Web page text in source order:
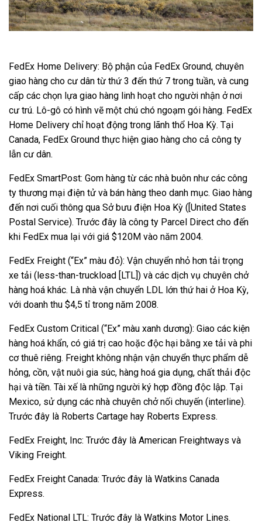
FedEx Home Delivery: Bộ phận của FedEx Ground, chuyên
giao hàng cho cư dân từ thứ 3 đến thứ 7 trong tuần, và cung
cấp các chọn lựa giao hàng linh hoạt cho người nhận ở nơi
cư trú. Lô-gô có hình vẽ một chú chó ngoạm gói hàng. FedEx
Home Delivery chỉ hoạt động trong lãnh thổ Hoa Kỳ. Tại
Canada, FedEx Ground thực hiện giao hàng cho cả công ty
lẫn cư dân.
FedEx SmartPost: Gom hàng từ các nhà buôn như các công
ty thương mại điện tử và bán hàng theo danh mục. Giao hàng
đến nơi cuối thông qua Sở bưu điện Hoa Kỳ ([United States
Postal Service). Trước đây là công ty Parcel Direct cho đến
khi FedEx mua lại với giá $120M vào năm 2004.
FedEx Freight (“Ex” màu đỏ): Vận chuyển nhỏ hơn tải trọng
xe tải (less-than-truckload [LTL]) và các dịch vụ chuyên chở
hàng hoá khác. Là nhà vận chuyển LDL lớn thứ hai ở Hoa Kỳ,
với doanh thu $4,5 tỉ trong năm 2008.
FedEx Custom Critical (“Ex” màu xanh dương): Giao các kiện
hàng hoá khẩn, có giá trị cao hoặc độc hại bằng xe tải và phi
cơ thuê riêng. Freight không nhận vận chuyển thực phẩm dễ
hỏng, cồn, vật nuôi gia súc, hàng hoá gia dụng, chất thải độc
hại và tiền. Tài xế là những người ký hợp đồng độc lập. Tại
Mexico, sử dụng các nhà chuyên chở nối chuyến (interline).
Trước đây là Roberts Cartage hay Roberts Express.
FedEx Freight, Inc: Trước đây là American Freightways và
Viking Freight.
FedEx Freight Canada: Trước đây là Watkins Canada
Express.
FedEx National LTL: Trước đây là Watkins Motor Lines.